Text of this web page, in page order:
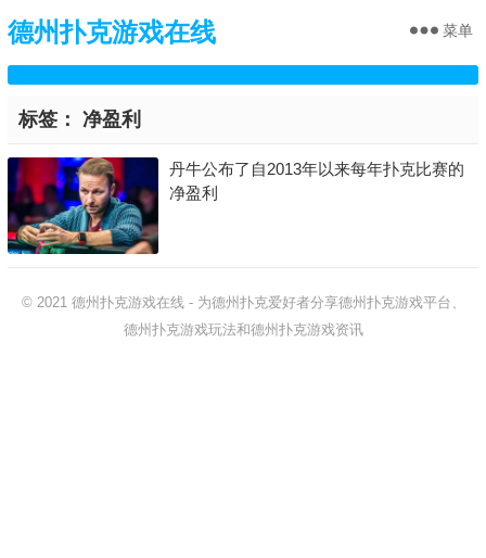
德州扑克游戏在线 菜单
标签： 净盈利
丹牛公布了自2013年以来每年扑克比赛的
净盈利
© 2021 德州扑克游戏在线- 为德州扑克爱好者分享德州扑克游戏平台、
德州扑克游戏玩法和德州扑克游戏资讯